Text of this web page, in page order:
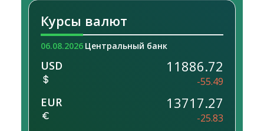
Курсы валют
06.08.2026 Центральный банк
USD 11886.72
-55.49
EUR 13717.27
-25.83